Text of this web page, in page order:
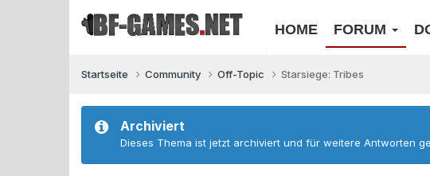
HOME FORUM
Startseite Community Off-Topic Starsiege: Tribes
Archiviert
Dieses Thema ist jetzt archiviert und für weitere Antworten